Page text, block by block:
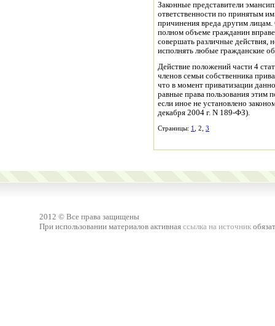
Законные представители
ответственности по принятым
причинения вреда другим
полном объеме гражданин
совершать различные действия,
исполнять любые гражданские
Действие положений части 4
членов семьи собственника
что в момент приватизации
равные права пользования этим
если иное не установлено
декабря 2004 г. N 189-ФЗ).
Страницы: 1 , 2, 3
2012 © Все права защищены
При использовании материалов активная ссылка на источник